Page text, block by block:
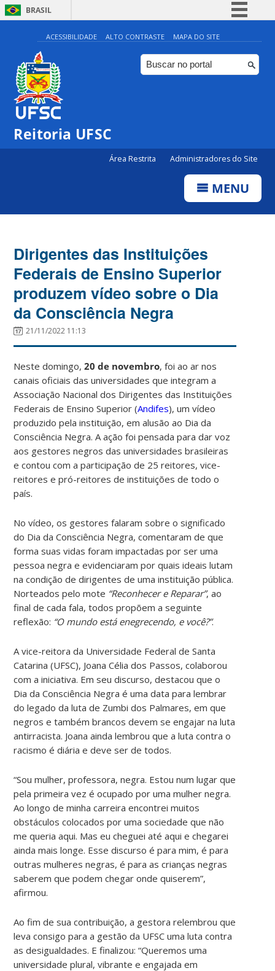
BRASIL
Simplifique!
Comunica BR
Participe
ACESSIBILIDADE ALTO CONTRASTE MAPA DO SITE
Reitoria UFSC
Área Restrita Administradores do Site
MENU
Dirigentes das Instituições
Federais de Ensino Superior
produzem vídeo sobre o Dia
da Consciência Negra
21/11/2022 11:13
Neste domingo,20 de novembro, foi ao ar nos
canais oficiais das universidades que integram a
Associação Nacional dos Dirigentes das Instituições
Federais de Ensino Superior (Andifes), um vídeo
produzido pela instituição, em alusão ao Dia da
Consciência Negra. A ação foi pensada para dar voz
aos gestores negros das universidades brasileiras
e contou com a participação de 25 reitores, vice-
reitores e pró-reitores de instituições de todo o
país.
No vídeo, os gestores falaram sobre o significado
do Dia da Consciência Negra, comentaram de que
forma suas vidas foram impactadas por ser uma
pessoa negra e evidenciaram por quais ideais lutam
na condição de dirigentes de uma instituição pública.
Norteados pelo mote “Reconhecer e Reparar”, ao
final de cada fala, todos propõem a seguinte
reflexão: “O mundo está enegrecendo, e você?”.
A vice-reitora da Universidade Federal de Santa
Catarina (UFSC), Joana Célia dos Passos, colaborou
com a iniciativa. Em seu discurso, destacou que o
Dia da Consciência Negra é uma data para lembrar
do legado da luta de Zumbi dos Palmares, em que
negros e também brancos devem se engajar na luta
antirracista. Joana ainda lembrou que a luta contra o
racismo é diária e deve ser de todos.
“Sou mulher, professora, negra. Estou num lugar que
pela primeira vez é ocupado por uma mulher negra.
Ao longo de minha carreira encontrei muitos
obstáculos colocados por uma sociedade que não
me queria aqui. Mas eu cheguei até aqui e chegarei
ainda mais longe. Esse discurso é para mim, é para
outras mulheres negras, é para as crianças negras
saberem que podem chegar onde quiserem”,
afirmou.
Ao fim de sua contribuição, a gestora relembrou que
leva consigo para a gestão da UFSC uma luta contra
as desigualdades. E finalizou: “Queremos uma
universidade plural, vibrante e engajada em